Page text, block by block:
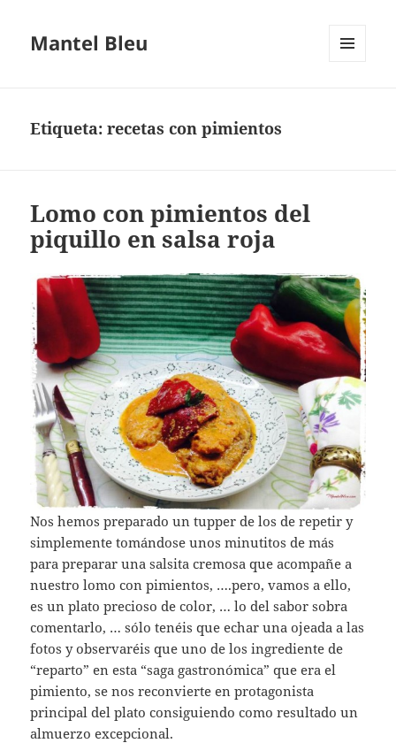
Mantel Bleu
Etiqueta:recetas con pimientos
Lomo con pimientos del
piquillo en salsa roja
Nos hemos preparado un tupper de los de repetir y
simplemente tomándose unos minutitos de más
para preparar una salsita cremosa que acompañe a
nuestro lomo con pimientos, ….pero, vamos a ello,
es un plato precioso de color, … lo del sabor sobra
comentarlo, … sólo tenéis que echar una ojeada a las
fotos y observaréis que uno de los ingrediente de
“reparto” en esta “saga gastronómica” que era el
pimiento, se nos reconvierte en protagonista
principal del plato consiguiendo como resultado un
almuerzo excepcional.